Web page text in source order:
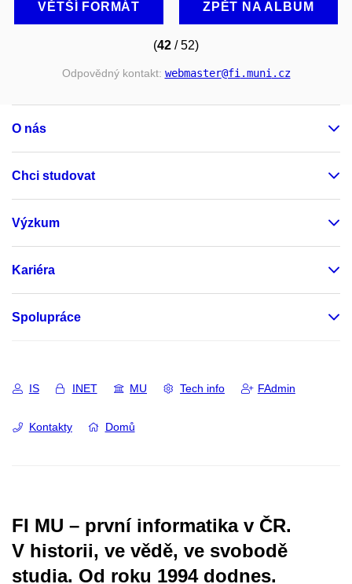
VĚTŠÍ FORMÁT ZPĚT NA ALBUM
(42 / 52)
Odpovědný kontakt: webmaster@fi.muni.cz
O nás
Chci studovat
Výzkum
Kariéra
Spolupráce
IS INET MU Tech info FAdmin
Kontakty Domů
FI MU – první informatika v ČR.
V historii, ve vědě, ve svobodě
studia. Od roku 1994 dodnes.